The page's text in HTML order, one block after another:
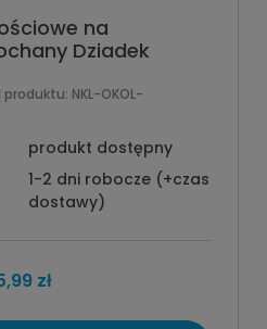
na
Dziadek
produktu: NKL-OKOL-
produkt dostępny
1-2 dni robocze (+czas
dostawy)
zł